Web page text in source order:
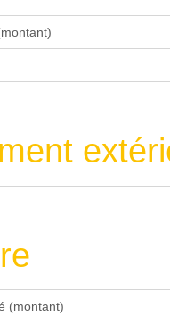
(montant)